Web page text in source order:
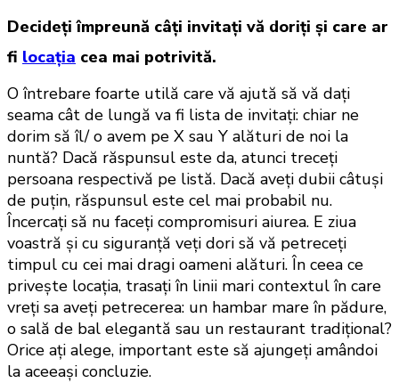
Decideți împreună câți invitați vă doriți și care ar
fi locația cea mai potrivită.
O întrebare foarte utilă care vă ajută să vă dați
seama cât de lungă va fi lista de invitați: chiar ne
dorim să îl/ o avem pe X sau Y alături de noi la
nuntă? Dacă răspunsul este da, atunci treceți
persoana respectivă pe listă. Dacă aveți dubii câtuși
de puțin, răspunsul este cel mai probabil nu.
Încercați să nu faceți compromisuri aiurea. E ziua
voastră și cu siguranță veți dori să vă petreceți
timpul cu cei mai dragi oameni alături. În ceea ce
privește locația, trasați în linii mari contextul în care
vreți sa aveți petrecerea: un hambar mare în pădure,
o sală de bal elegantă sau un restaurant tradițional?
Orice ați alege, important este să ajungeți amândoi
la aceeași concluzie.